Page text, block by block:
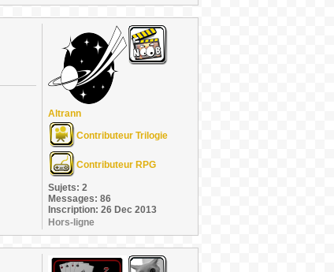
Altrann
Contributeur Trilogie
Contributeur RPG
Sujets: 2
Messages: 86
Inscription: 26 Dec 2013
Hors-ligne